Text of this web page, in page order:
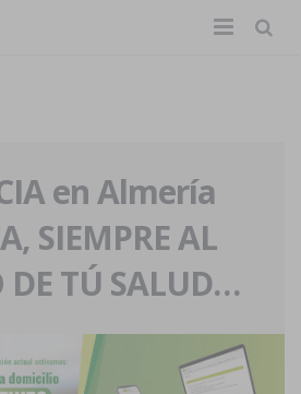
en Almería
SIEMPRE AL
DE TÚ SALUD…